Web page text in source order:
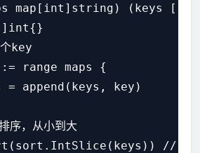
map[int]string) (keys
key
range maps {
= append(keys, key)
，从小到大
// 或